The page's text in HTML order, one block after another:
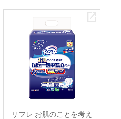
リフレ お肌のことを考え